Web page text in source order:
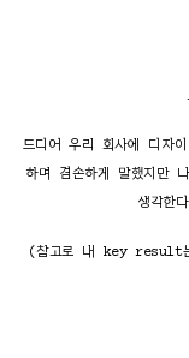
드디어 우리 회사에 디자
하며 겸손하게 말했지만
생각한
(참고로 내 key result는